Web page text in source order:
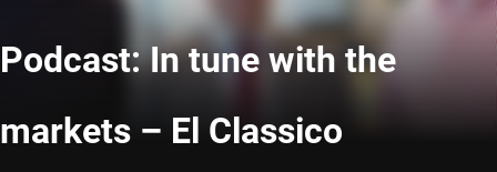
Podcast: In tune with the
markets – El Classico